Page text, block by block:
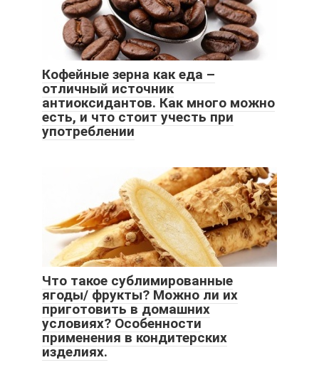
Кофейные зерна как еда –
отличный источник
антиоксидантов. Как много можно
есть, и что стоит учесть при
употреблении
Что такое сублимированные
ягоды/ фрукты? Можно ли их
приготовить в домашних
условиях? Особенности
применения в кондитерских
изделиях.